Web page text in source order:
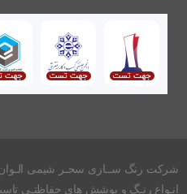
انـواع رنـگ و پوشش های حفاظتـی